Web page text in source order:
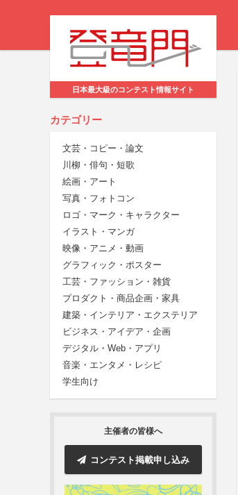
日本最大級のコンテスト情報サイト
カテゴリー
文芸・コピー・論文
川柳・俳句・短歌
絵画・アート
写真・フォトコン
ロゴ・マーク・キャラクター
イラスト・マンガ
映像・アニメ・動画
グラフィック・ポスター
工芸・ファッション・雑貨
プロダクト・商品企画・家具
建築・インテリア・エクステリア
ビジネス・アイデア・企画
デジタル・Web・アプリ
音楽・エンタメ・レシピ
学生向け
主催者の皆様へ
コンテスト掲載申し込み